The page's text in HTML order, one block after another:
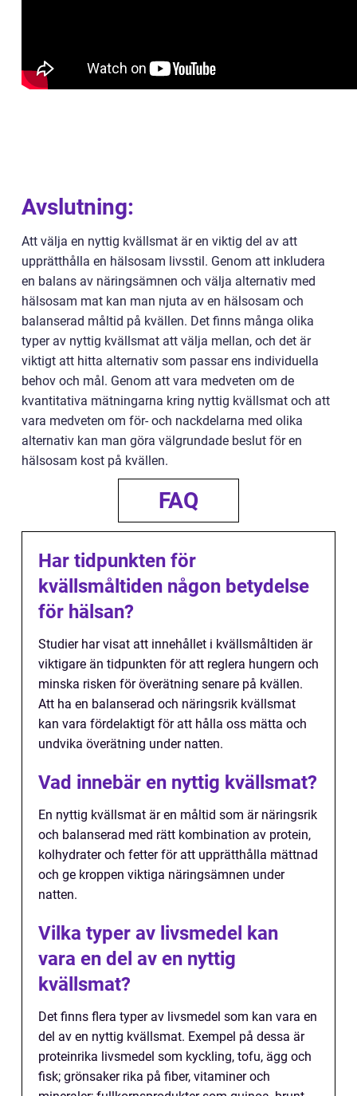
Avslutning:
Att välja en nyttig kvällsmat är en viktig del av att
upprätthålla en hälsosam livsstil. Genom att inkludera
en balans av näringsämnen och välja alternativ med
hälsosam mat kan man njuta av en hälsosam och
balanserad måltid på kvällen. Det finns många olika
typer av nyttig kvällsmat att välja mellan, och det är
viktigt att hitta alternativ som passar ens individuella
behov och mål. Genom att vara medveten om de
kvantitativa mätningarna kring nyttig kvällsmat och att
vara medveten om för- och nackdelarna med olika
alternativ kan man göra välgrundade beslut för en
hälsosam kost på kvällen.
FAQ
Har tidpunkten för
kvällsmåltiden någon betydelse
för hälsan?
Studier har visat att innehållet i kvällsmåltiden är
viktigare än tidpunkten för att reglera hungern och
minska risken för överätning senare på kvällen.
Att ha en balanserad och näringsrik kvällsmat
kan vara fördelaktigt för att hålla oss mätta och
undvika överätning under natten.
Vad innebär en nyttig kvällsmat?
En nyttig kvällsmat är en måltid som är näringsrik
och balanserad med rätt kombination av protein,
kolhydrater och fetter för att upprätthålla mättnad
och ge kroppen viktiga näringsämnen under
natten.
Vilka typer av livsmedel kan
vara en del av en nyttig
kvällsmat?
Det finns flera typer av livsmedel som kan vara en
del av en nyttig kvällsmat. Exempel på dessa är
proteinrika livsmedel som kyckling, tofu, ägg och
fisk; grönsaker rika på fiber, vitaminer och